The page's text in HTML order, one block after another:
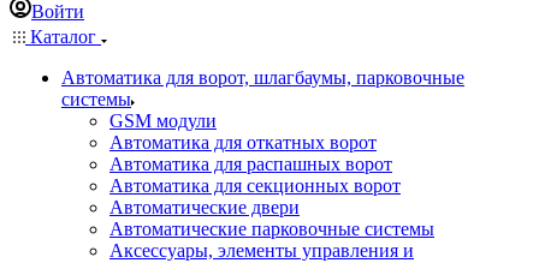
Войти
Каталог
Автоматика для ворот, шлагбаумы, парковочные
системы
GSM модули
Автоматика для откатных ворот
Автоматика для распашных ворот
Автоматика для секционных ворот
Автоматические двери
Автоматические парковочные системы
Аксессуары, элементы управления и